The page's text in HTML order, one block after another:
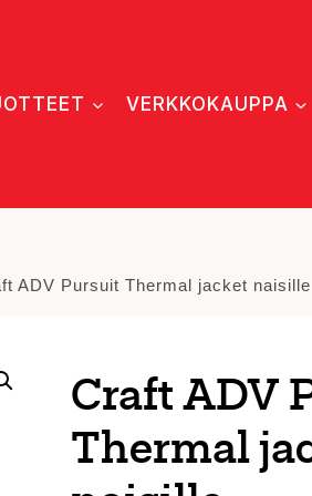
VERKKOKAUPPA
ADV Pursuit Thermal jacket naisille
Craft ADV
Thermal